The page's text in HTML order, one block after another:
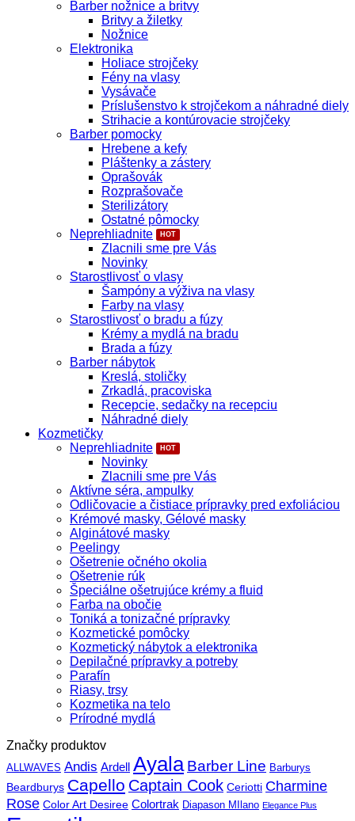
Barber nožnice a britvy
Britvy a žiletky
Nožnice
Elektronika
Holiace strojčeky
Fény na vlasy
Vysávače
Príslušenstvo k strojčekom a náhradné diely
Strihacie a kontúrovacie strojčeky
Barber pomocky
Hrebene a kefy
Pláštenky a zástery
Oprašovák
Rozprašovače
Sterilizátory
Ostatné pômocky
Neprehliadnite
Zlacnili sme pre Vás
Novinky
Starostlivosť o vlasy
Šampóny a výživa na vlasy
Farby na vlasy
Starostlivosť o bradu a fúzy
Krémy a mydlá na bradu
Brada a fúzy
Barber nábytok
Kreslá, stoličky
Zrkadlá, pracoviska
Recepcie, sedačky na recepciu
Náhradné diely
Kozmetičky
Neprehliadnite
Novinky
Zlacnili sme pre Vás
Aktívne séra, ampulky
Odličovacie a čistiace prípravky pred exfoliáciou
Krémové masky, Gélové masky
Alginátové masky
Peelingy
Ošetrenie očného okolia
Ošetrenie rúk
Špeciálne ošetrujúce krémy a fluid
Farba na obočie
Toniká a tonizačné prípravky
Kozmetické pomôcky
Kozmetický nábytok a elektronika
Depilačné prípravky a potreby
Parafín
Riasy, trsy
Kozmetika na telo
Prírodné mydlá
Značky produktov
ALLWAVES Andis Ardell Ayala Barber Line Barburys
Beardburys Capello Captain Cook Ceriotti Charmine
Rose Color Art Desiree Colortrak Diapason MIlano Elegance Plus